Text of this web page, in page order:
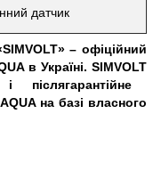
датчик
SIMVOLT» – офіційний
в Україні.SIMVOLT
післягарантійне
на базі власного